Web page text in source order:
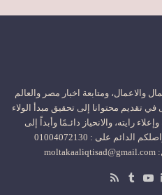
والاعمال، ومتابعة اخبار مصر والعالم
محتوانا إلى تحقيق مبدأ الولاء
رايته، والانحياز دائـمًا وأبداً إلى
المصداقية والشفافية.. نرحب تواصلكم الدائم على : 01004072130
لينكدإن‫YouTube